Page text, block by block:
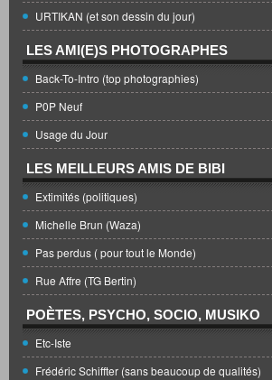
URTIKAN (et son dessin du jour)
LES AMI(E)S PHOTOGRAPHES
Back-To-Intro (top photographies)
P0P Neuf
Usage du Jour
LES MEILLEURS AMIS DE BIBI
Extimités (politiques)
Michelle Brun (Waza)
Pas perdus ( pour tout le Monde)
Rue Affre (TG Bertin)
POÈTES, PSYCHO, SOCIO, MUSIKO
Etc-Iste
Frédéric Schiffter (sans beaucoup de qualités)